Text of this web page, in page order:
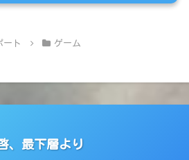
ート ゲーム
、最下層より